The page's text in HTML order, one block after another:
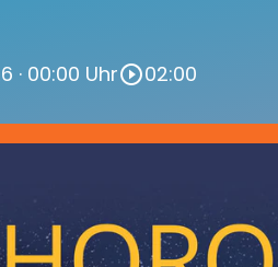
· 00:00 Uhrplay_circle_outline02:00